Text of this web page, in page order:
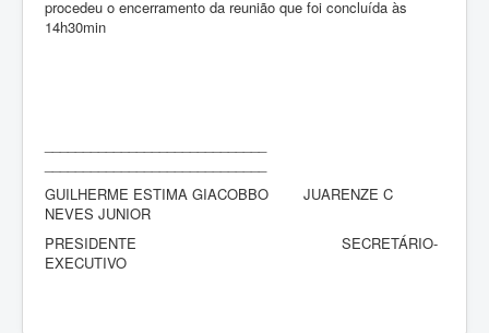
procedeu o encerramento da reunião que foi concluída às
14h30min
GUILHERME ESTIMA GIACOBBO JUARENZE C
NEVES JUNIOR
PRESIDENTE SECRETÁRIO-
EXECUTIVO